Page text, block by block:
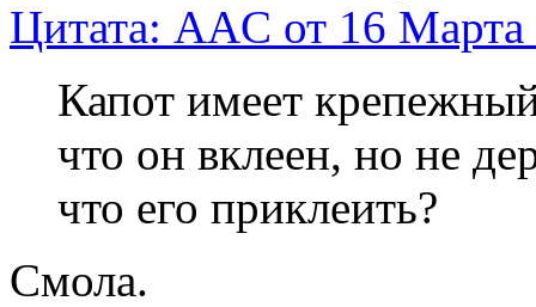
Цитата: AAC от 16
Капот имеет
что он вклеен, но не
что его приклеить?
Смола.